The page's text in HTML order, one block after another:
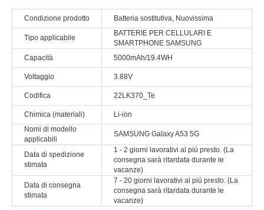
Condizione prodotto Batteria sostitutiva, Nuovissima
Tipo applicabile
BATTERIE PER CELLULARI E
SMARTPHONE SAMSUNG
Capacità
5000mAh/19.4WH
Voltaggio 3.88V
Codifica 22LK370_Te
Chimica (materiali)
Li-ion
Nomi di modello
applicabili
SAMSUNG Galaxy A53 5G
Data di spedizione
stimata
1 - 2 giorni lavorativi al più presto. (La
consegna sarà ritardata durante le
vacanze)
Data di consegna
stimata
7 - 20 giorni lavorativi al più presto. (La
consegna sarà ritardata durante le
vacanze)